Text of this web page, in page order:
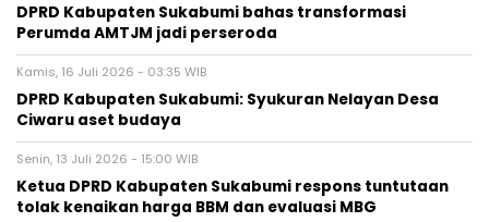
DPRD Kabupaten Sukabumi bahas transformasi
Perumda AMTJM jadi perseroda
Kamis, 16 Juli 2026 - 03:35 WIB
DPRD Kabupaten Sukabumi: Syukuran Nelayan Desa
Ciwaru aset budaya
Senin, 13 Juli 2026 - 15:00 WIB
Ketua DPRD Kabupaten Sukabumi respons tuntutaan
tolak kenaikan harga BBM dan evaluasi MBG